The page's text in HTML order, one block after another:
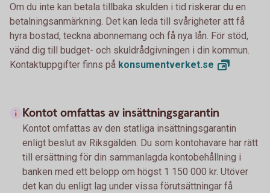
Om du inte kan betala tillbaka skulden i tid riskerar du en
betalningsanmärkning. Det kan leda till svårigheter att få
hyra bostad, teckna abonnemang och få nya lån. För stöd,
vänd dig till budget- och skuldrådgivningen i din kommun.
Kontaktuppgifter finns på konsumentverket.se
Kontot omfattas av insättningsgarantin
Kontot omfattas av den statliga insättningsgarantin
enligt beslut av Riksgälden. Du som kontohavare har rätt
till ersättning för din sammanlagda kontobehållning i
banken med ett belopp om högst 1 150 000 kr. Utöver
det kan du enligt lag under vissa förutsättningar få